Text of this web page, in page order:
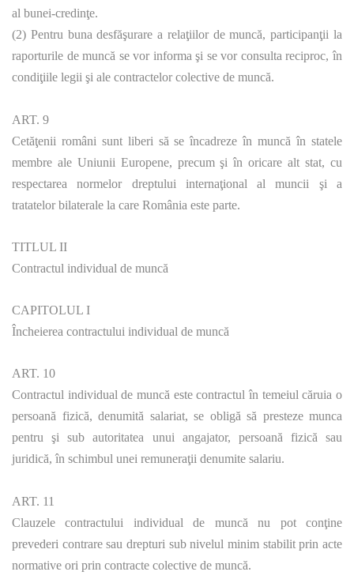
al bunei-credinţe.
(2) Pentru buna desfăşurare a relaţiilor de muncă, participanţii la
raporturile de muncă se vor informa şi se vor consulta reciproc, în
condiţiile legii şi ale contractelor colective de muncă.
ART. 9
Cetăţenii români sunt liberi să se încadreze în muncă în statele
membre ale Uniunii Europene, precum şi în oricare alt stat, cu
respectarea normelor dreptului internaţional al muncii şi a
tratatelor bilaterale la care România este parte.
TITLUL II
Contractul individual de muncă
CAPITOLUL I
Încheierea contractului individual de muncă
ART. 10
Contractul individual de muncă este contractul în temeiul căruia o
persoană fizică, denumită salariat, se obligă să presteze munca
pentru şi sub autoritatea unui angajator, persoană fizică sau
juridică, în schimbul unei remuneraţii denumite salariu.
ART. 11
Clauzele contractului individual de muncă nu pot conţine
prevederi contrare sau drepturi sub nivelul minim stabilit prin acte
normative ori prin contracte colective de muncă.